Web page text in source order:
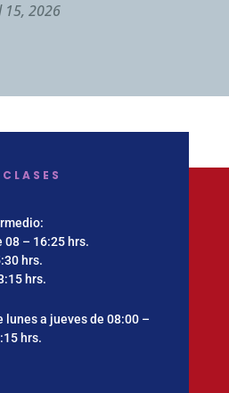
15, 2026
08 – 16:25 hrs.
hrs.
hrs.
lunes a jueves de 08:00 –
hrs.